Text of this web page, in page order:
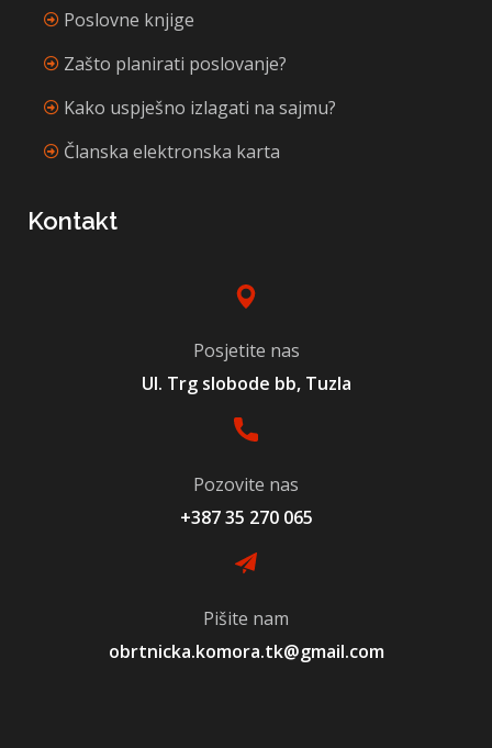
Poslovne knjige
Zašto planirati poslovanje?
Kako uspješno izlagati na sajmu?
Članska elektronska karta
Kontakt
Posjetite nas
Ul. Trg slobode bb, Tuzla
Pozovite nas
+387 35 270 065
Pišite nam
obrtnicka.komora.tk@gmail.com